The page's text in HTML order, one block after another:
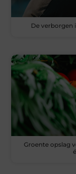
De verborgen
Groente opslag